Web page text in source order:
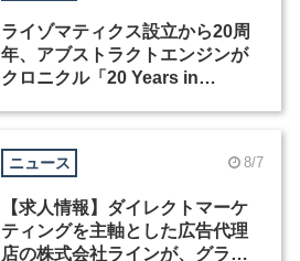
ライゾマティクス設立から20周
年、アブストラクトエンジンが
クロニクル「20 Years in
ニュース 8/7
【求人情報】ダイレクトマーケ
ティングを主軸とした広告代理
店の株式会社ラインが、グラフ